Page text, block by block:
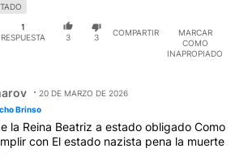
1
RESPUESTA
3 3
COMPARTIR
MARCAR
COMO
INAPROPIADO
20 DE MARZO DE 2026
Brinso
la Reina Beatriz a estado obligado Como
con El estado nazista pena la muerte